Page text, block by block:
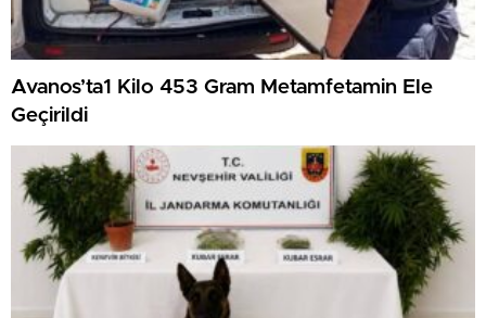
Avanos’ta1 Kilo 453 Gram Metamfetamin Ele
Geçirildi